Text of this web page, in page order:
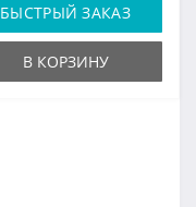
БЫСТРЫЙ ЗАКАЗ
В КОРЗИНУ